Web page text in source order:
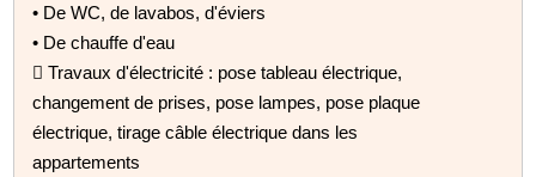
• De WC, de lavabos, d'éviers
• De chauffe d'eau
 Travaux d'électricité : pose tableau électrique,
changement de prises, pose lampes, pose plaque
électrique, tirage câble électrique dans les
appartements